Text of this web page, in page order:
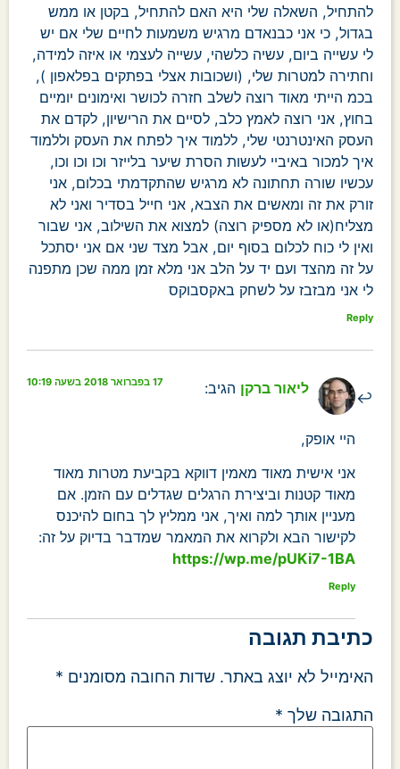
להתחיל, השאלה שלי היא האם להתחיל, בקטן או ממש
בגדול, כי אני כבנאדם מרגיש משמעות לחיים שלי אם יש
לי עשייה ביום, עשיה כלשהי, עשייה לעצמי או איזה למידה,
וחתירה למטרות שלי, (ושכובות אצלי בפתקים בפלאפון ),
בכמ הייתי מאוד רוצה לשלב חזרה לכושר ואימונים יומיים
בחוץ, אני רוצה לאמץ כלב, לסיים את הרישיון, לקדם את
העסק האינטרנטי שלי, ללמוד איך לפתח את העסק וללמוד
איך למכור באיביי לעשות הסרת שיער בלייזר וכו וכו וכו,
עכשיו שורה תחתונה לא מרגיש שהתקדמתי בכלום, אני
זורק את זה ומאשים את הצבא, אני חייל בסדיר ואני לא
מצליח(או לא מספיק רוצה) למצוא את השילוב, אני שבור
ואין לי כוח לכלום בסוף יום, אבל מצד שני אם אני יסתכל
על זה מהצד ועם יד על הלב אני מלא זמן ממה שכן מתפנה
לי אני מבזבז על לשחק באקסבוקס
Reply
ליאור ברקן הגיב: 17 בפברואר 2018 בשעה 10:19
היי אופק,
אני אישית מאוד מאמין דווקא בקביעת מטרות מאוד
מאוד קטנות וביצירת הרגלים שגדלים עם הזמן. אם
מעניין אותך למה ואיך, אני ממליץ לך בחום להיכנס
לקישור הבא ולקרוא את המאמר שמדבר בדיוק על זה:
https://wp.me/pUKi7-1BA
Reply
כתיבת תגובה
האימייל לא יוצג באתר. שדות החובה מסומנים *
התגובה שלך *